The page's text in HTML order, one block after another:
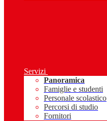
Servizi
Panoramica
Famiglie e studenti
Personale scolastico
Percorsi di studio
Fornitori